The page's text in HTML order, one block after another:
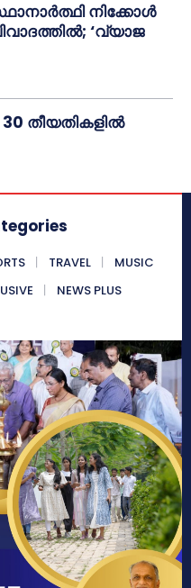
നിക്കോൾ
‘വ്യാജ
തീയതികളിൽ
TRAVEL
MUSIC
NEWS PLUS